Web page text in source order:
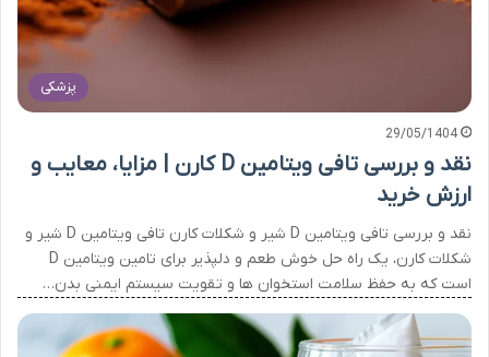
پزشکی
29/05/1404
نقد و بررسی تافی ویتامین D کارن | مزایا، معایب و
ارزش خرید
نقد و بررسی تافی ویتامین D شیر و شکلات کارن تافی ویتامین D شیر و
شکلات کارن، یک راه حل خوش طعم و دلپذیر برای تامین ویتامین D
است که به حفظ سلامت استخوان ها و تقویت سیستم ایمنی بدن…